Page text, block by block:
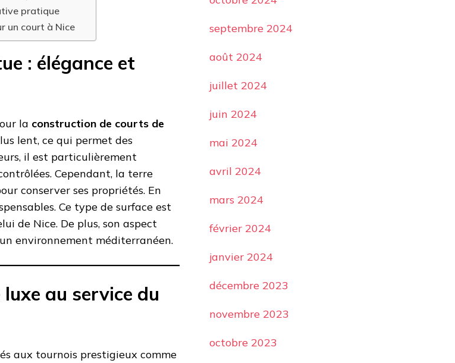
pratique
un court à Nice
: élégance et
la construction de courts de
lent, ce qui permet des
il est particulièrement
Cependant, la terre
conserver ses propriétés. En
Ce type de surface est
de Nice. De plus, son aspect
environnement méditerranéen.
au service du
aux tournois prestigieux comme
septembre 2024
août 2024
juillet 2024
juin 2024
mai 2024
avril 2024
mars 2024
février 2024
janvier 2024
décembre 2023
novembre 2023
octobre 2023